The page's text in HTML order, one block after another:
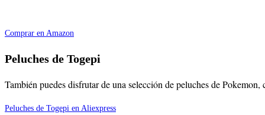
Comprar en Amazon
Peluches de Togepi
También puedes disfrutar de una selección de peluches de
Peluches de Togepi en Aliexpress